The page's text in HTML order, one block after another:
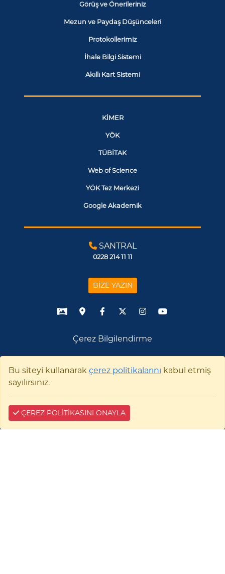
Görüş ve Önerileriniz
Mezun ve Paydaş Düşünceleri
Protokollerimiz
İhale Bilgi Sistemi
Akıllı Kart Sistemi
KİMER
YÖK
TÜBİTAK
Web of Science
YÖK Tez Merkezi
Google Akademik
SANTRAL
0228 214 11 11
BİZE YAZIN
Çerez Bilgilendirme
Bu siteyi kullanarak çerez politikalarını kabul etmiş
sayılırsınız.
ÇEREZ POLİTİKASINI ONAYLA